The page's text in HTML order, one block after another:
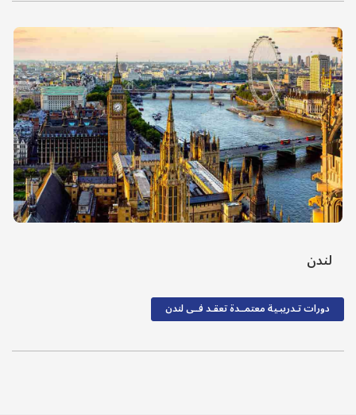
لندن
دورات تـدريبـية معتمــدة تعقـد فــى لندن